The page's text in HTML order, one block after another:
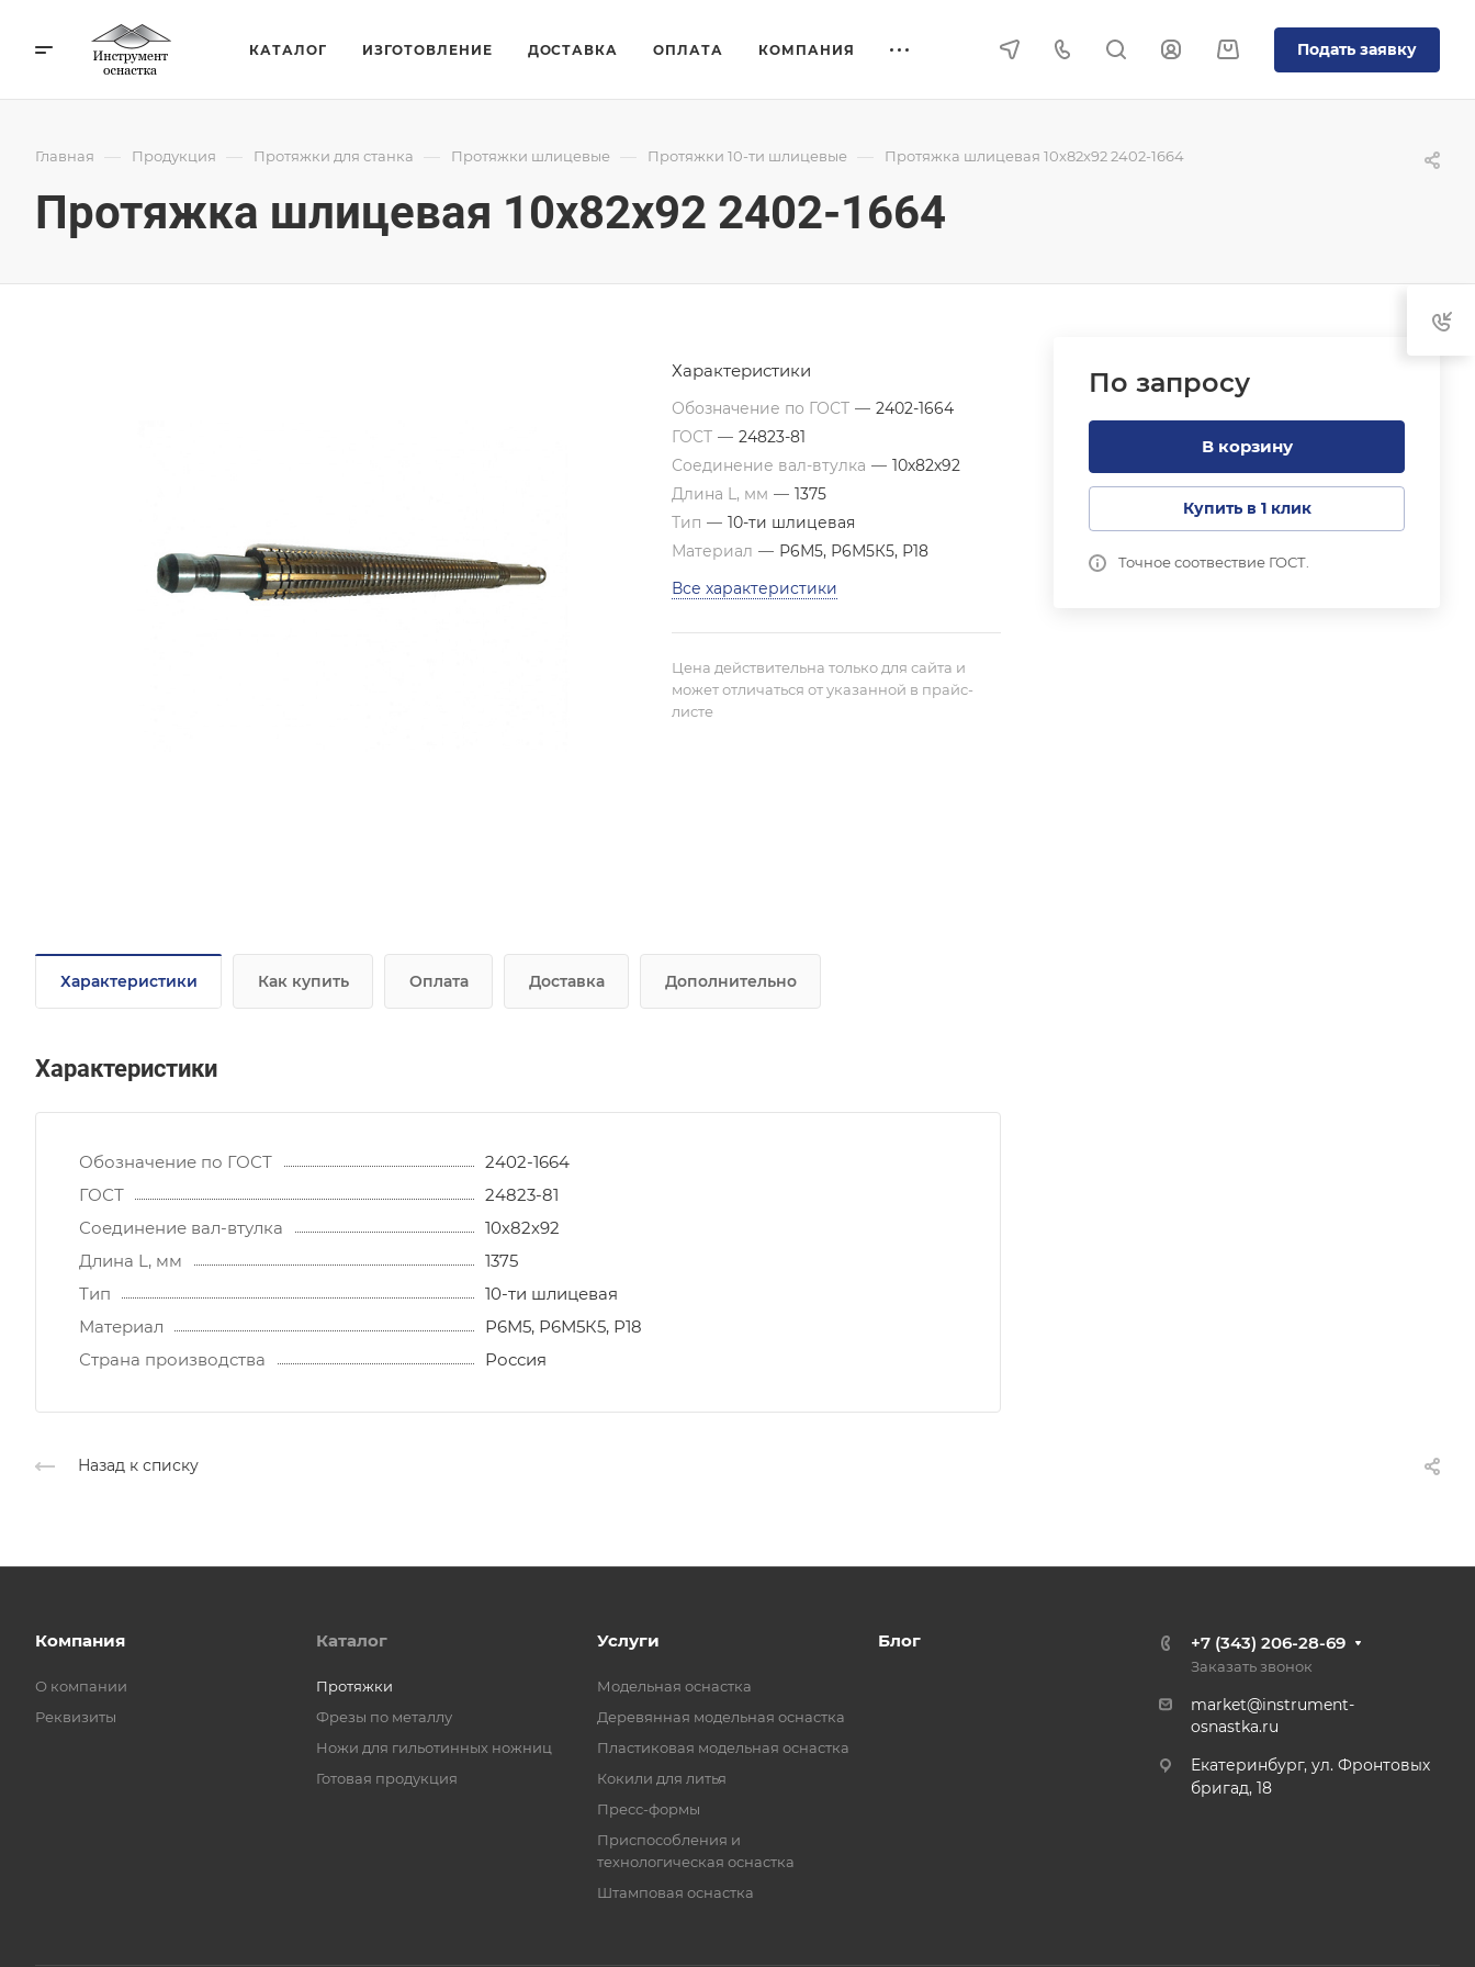
КАТАЛОГ ИЗГОТОВЛЕНИЕ ДОСТАВКА ОПЛАТА КОМПАНИЯ Подать заявку
Главная — Продукция — Протяжки для станка — Протяжки шлицевые — Протяжки 10-ти шлицевые — Протяжка шлицевая 10x82x92 2402-1664
Протяжка шлицевая 10x82x92 2402-1664
По запросу
В корзину
Купить в 1 клик
Точное соотвествие ГОСТ.
Характеристики
Обозначение по ГОСТ — 2402-1664
ГОСТ — 24823-81
Соединение вал-втулка — 10х82х92
Длина L, мм — 1375
Тип — 10-ти шлицевая
Материал — Р6М5, Р6М5К5, Р18
Все характеристики
Цена действительна только для сайта и
может отличаться от указанной в прайс-
листе
Характеристики Как купить Оплата Доставка Дополнительно
Характеристики
Обозначение по ГОСТ
2402-1664
ГОСТ
24823-81
Соединение вал-втулка
10х82х92
Длина L, мм
1375
Тип
10-ти шлицевая
Материал
Р6М5, Р6М5К5, Р18
Страна производства
Россия
Назад к списку
Компания
О компании
Реквизиты
Каталог
Протяжки
Фрезы по металлу
Ножи для гильотинных ножниц
Готовая продукция
Услуги
Модельная оснастка
Деревянная модельная оснастка
Пластиковая модельная оснастка
Кокили для литья
Пресс-формы
Приспособления и
технологическая оснастка
Штамповая оснастка
Блог +7 (343) 206-28-69
Заказать звонок
market@instrument-
osnastka.ru
Екатеринбург, ул. Фронтовых
бригад, 18